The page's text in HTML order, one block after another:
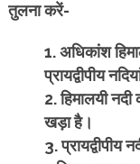
तुलना करें-
1. अधिकांश
प्रायद्वीपीय
2. हिमालयी
खड़ा है।
3. प्रायद्वीपीय